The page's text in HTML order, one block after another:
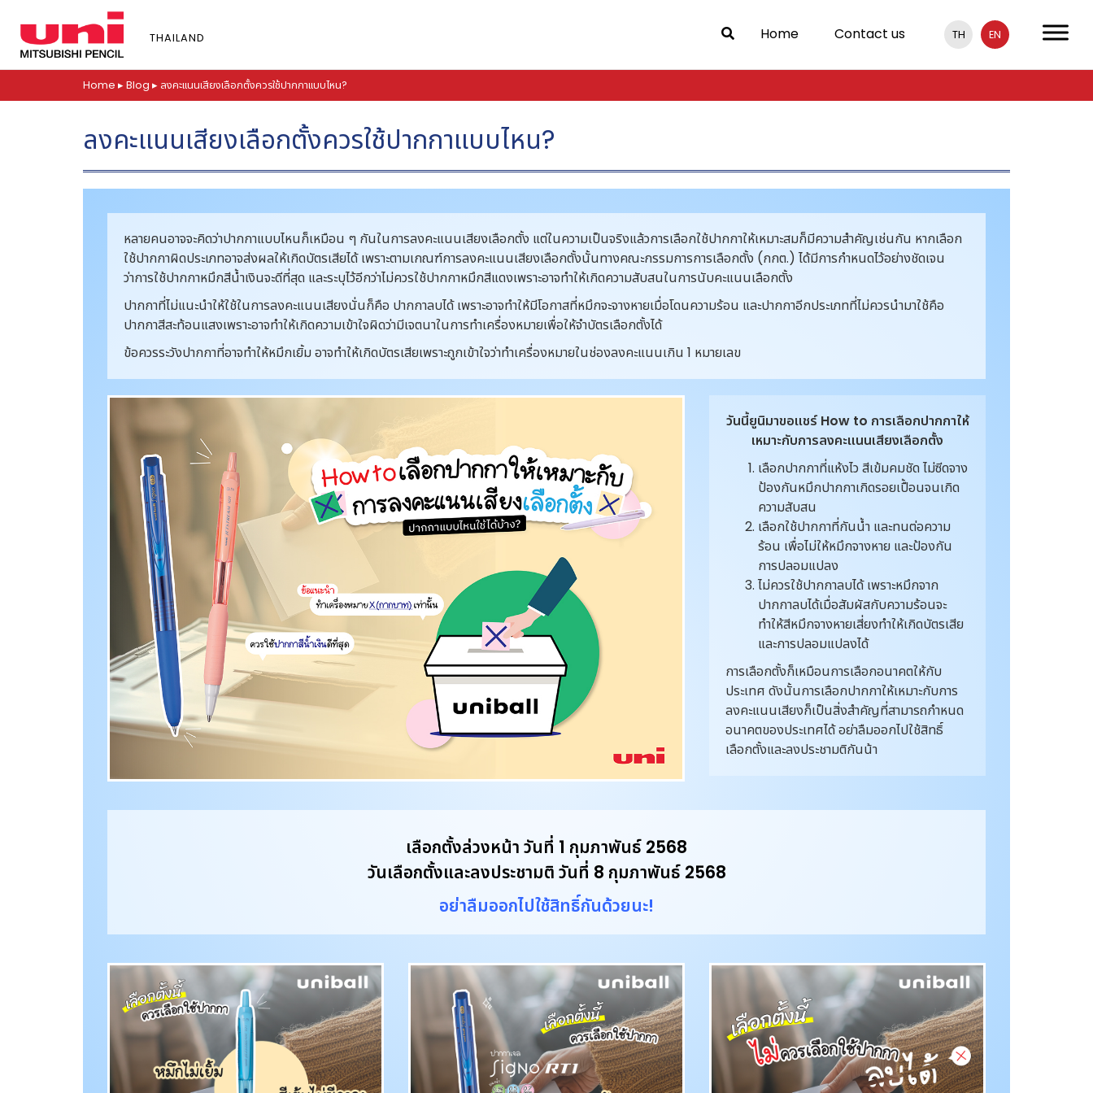
p
o
THAILAND TH EN
Home Contact us
Home ▸Blog ▸ ลงคะแนนเสียงเลือกตั้งควรใช้ปากกาแบบไหน?
ลงคะแนนเสียงเลือกตั้งควรใช้ปากกาแบบไหน?
หลายคนอาจจะคิดว่าปากกาแบบไหนก็เหมือน ๆ กันในการลงคะแนนเสียงเลือกตั้ง แต่ในความเป็นจริงแล้วการเลือกใช้ปากกาให้เหมาะสมก็มีความสำคัญเช่นกัน หากเลือก
ใช้ปากกาผิดประเภทอาจส่งผลให้เกิดบัตรเสียได้ เพราะตามเกณฑ์การลงคะแนนเสียงเลือกตั้งนั้นทางคณะกรรมการการเลือกตั้ง (กกต.) ได้มีการกำหนดไว้อย่างชัดเจน
ว่าการใช้ปากกาหมึกสีน้ำเงินจะดีที่สุด และระบุไว้อีกว่าไม่ควรใช้ปากกาหมึกสีแดงเพราะอาจทำให้เกิดความสับสนในการนับคะแนนเลือกตั้ง
ปากกาที่ไม่แนะนำให้ใช้ในการลงคะแนนเสียงนั่นก็คือ ปากกาลบได้ เพราะอาจทำให้มีโอกาสที่หมึกจะจางหายเมื่อโดนความร้อน และปากกาอีกประเภทที่ไม่ควรนำมาใช้คือ
ปากกาสีสะท้อนแสงเพราะอาจทำให้เกิดความเข้าใจผิดว่ามีเจตนาในการทำเครื่องหมายเพื่อให้จำบัตรเลือกตั้งได้
ข้อควรระวังปากกาที่อาจทำให้หมึกเยิ้ม อาจทำให้เกิดบัตรเสียเพราะถูกเข้าใจว่าทำเครื่องหมายในช่องลงคะแนนเกิน 1 หมายเลข
วันนี้ยูนิมาขอแชร์ How to การเลือกปากกาให้
เหมาะกับการลงคะแนนเสียงเลือกตั้ง
เลือกปากกาที่แห้งไว สีเข้มคมชัด ไม่ซีดจาง
ป้องกันหมึกปากกาเกิดรอยเปื้อนจนเกิด
ความสับสน
เลือกใช้ปากกาที่กันน้ำ และทนต่อความ
ร้อน เพื่อไม่ให้หมึกจางหาย และป้องกัน
การปลอมแปลง
ไม่ควรใช้ปากกาลบได้ เพราะหมึกจาก
ปากกาลบได้เมื่อสัมผัสกับความร้อนจะ
ทำให้สีหมึกจางหายเสี่ยงทำให้เกิดบัตรเสีย
และการปลอมแปลงได้
การเลือกตั้งก็เหมือนการเลือกอนาคตให้กับ
ประเทศ ดังนั้นการเลือกปากกาให้เหมาะกับการ
ลงคะแนนเสียงก็เป็นสิ่งสำคัญที่สามารถกำหนด
อนาคตของประเทศได้ อย่าลืมออกไปใช้สิทธิ์
เลือกตั้งและลงประชามติกันน้า
เลือกตั้งล่วงหน้า วันที่ 1 กุมภาพันธ์ 2568
วันเลือกตั้งและลงประชามติ วันที่ 8 กุมภาพันธ์ 2568
อย่าลืมออกไปใช้สิทธิ์กันด้วยนะ!